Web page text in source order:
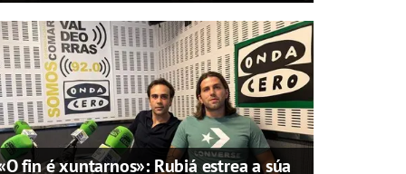
fin é xuntarnos»: Rubiá estrea a súa